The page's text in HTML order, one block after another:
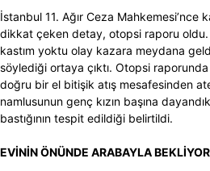
İstanbul 11. Ağır Ceza Mahkemesi’nce
dikkat çeken detay, otopsi raporu
kastım yoktu olay kazara meydana
söylediği ortaya çıktı. Otopsi raporunda
doğru bir el bitişik atış mesafesinden
namlusunun genç kızın başına
bastığının tespit edildiği belirtildi.
EVİNİN ÖNÜNDE ARABAYLA